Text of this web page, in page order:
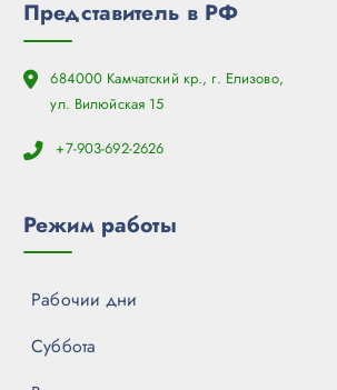
Представитель в РФ
684000 Камчатский кр., г. Елизово,
ул. Вилюйская 15
+7-903-692-2626
Режим работы
Рабочии дни
Суббота